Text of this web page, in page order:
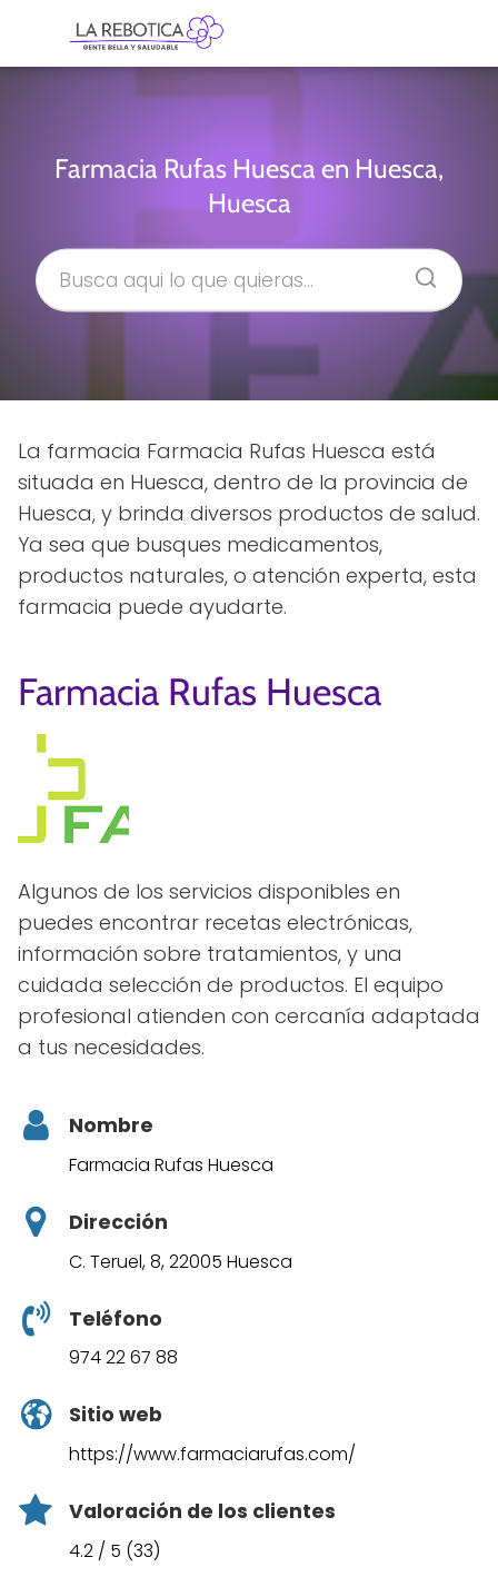
Farmacia Rufas Huesca en Huesca,
Huesca
La farmacia Farmacia Rufas Huesca está
situada en Huesca, dentro de la provincia de
Huesca, y brinda diversos productos de salud.
Ya sea que busques medicamentos,
productos naturales, o atención experta, esta
farmacia puede ayudarte.
Farmacia Rufas Huesca
Algunos de los servicios disponibles en
puedes encontrar recetas electrónicas,
información sobre tratamientos, y una
cuidada selección de productos. El equipo
profesional atienden con cercanía adaptada
a tus necesidades.
Nombre
Farmacia Rufas Huesca
Dirección
C. Teruel, 8, 22005 Huesca
Teléfono
974 22 67 88
Sitio web
https://www.farmaciarufas.com/
Valoración de los clientes
4.2 / 5 (33)